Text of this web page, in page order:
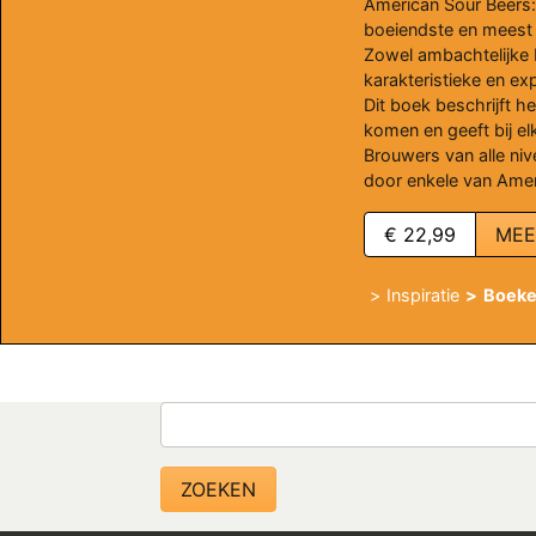
boeiendste en
Zowel
karakteristieke en
Dit boek beschrijft
komen en geeft bij
Brouwers van alle
door enkele van
€ 22,99
Inspiratie